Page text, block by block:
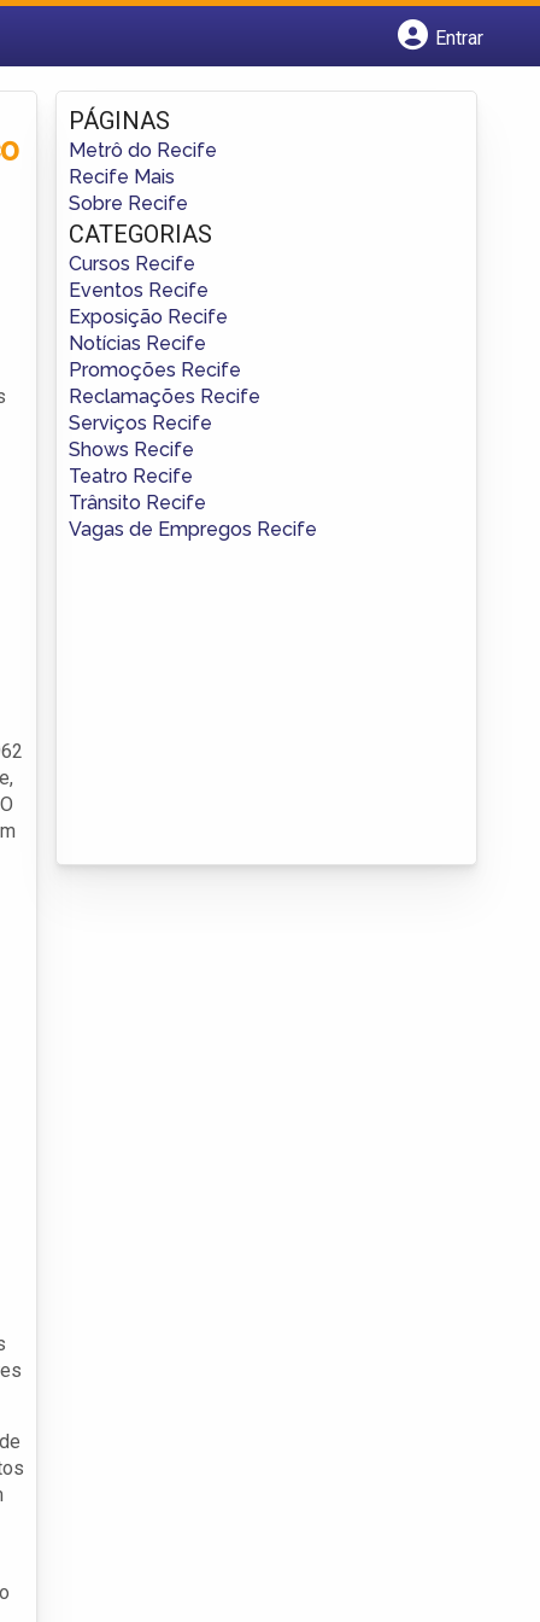
Entrar
Fazer login
Criar conta
PÁGINAS
Metrô do Recife
Recife Mais
Sobre Recife
CATEGORIAS
Cursos Recife
Eventos Recife
Exposição Recife
Notícias Recife
Promoções Recife
Reclamações Recife
Serviços Recife
Shows Recife
Teatro Recife
Trânsito Recife
Vagas de Empregos Recife